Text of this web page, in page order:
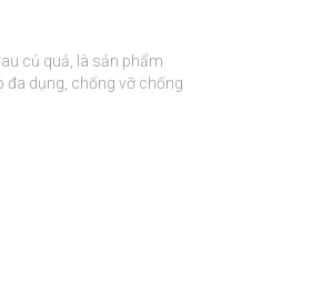
củ quả, là sản phẩm
đa dụng, chống vỡ chống